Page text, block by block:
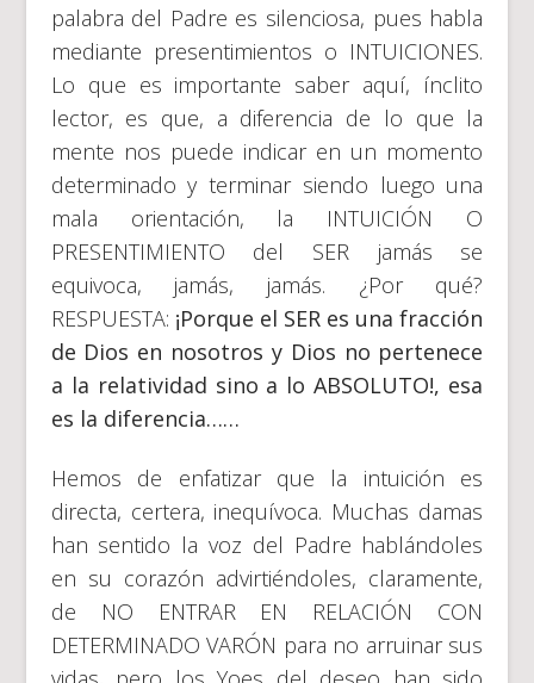
palabra del Padre es silenciosa, pues habla
mediante presentimientos o INTUICIONES.
Lo que es importante saber aquí, ínclito
lector, es que, a diferencia de lo que la
mente nos puede indicar en un momento
determinado y terminar siendo luego una
mala orientación, la INTUICIÓN O
PRESENTIMIENTO del SER jamás se
equivoca, jamás, jamás. ¿Por qué?
RESPUESTA: ¡Porque el SER es una fracción
de Dios en nosotros y Dios no pertenece
a la relatividad sino a lo ABSOLUTO!, esa
es la diferencia……
Hemos de enfatizar que la intuición es
directa, certera, inequívoca. Muchas damas
han sentido la voz del Padre hablándoles
en su corazón advirtiéndoles, claramente,
de NO ENTRAR EN RELACIÓN CON
DETERMINADO VARÓN para no arruinar sus